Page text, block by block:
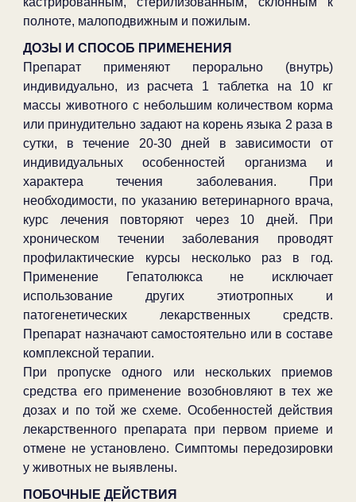
полноте, малоподвижным и пожилым.
ДОЗЫ И СПОСОБ ПРИМЕНЕНИЯ
Препарат применяют перорально (внутрь)
индивидуально, из расчета 1 таблетка на 10 кг
массы животного с небольшим количеством корма
или принудительно задают на корень языка 2 раза в
сутки, в течение 20-30 дней в зависимости от
индивидуальных особенностей организма и
характера течения заболевания. При
необходимости, по указанию ветеринарного врача,
курс лечения повторяют через 10 дней. При
хроническом течении заболевания проводят
профилактические курсы несколько раз в год.
Применение Гепатолюкса не исключает
использование других этиотропных и
патогенетических лекарственных средств.
Препарат назначают самостоятельно или в составе
комплексной терапии.
При пропуске одного или нескольких приемов
средства его применение возобновляют в тех же
дозах и по той же схеме. Особенностей действия
лекарственного препарата при первом приеме и
отмене не установлено. Симптомы передозировки
у животных не выявлены.
ПОБОЧНЫЕ ДЕЙСТВИЯ